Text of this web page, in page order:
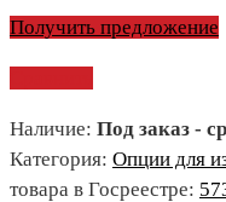
Получить предложение
Наличие: Под заказ -
Категория: Опции для
товара в Госреестре: